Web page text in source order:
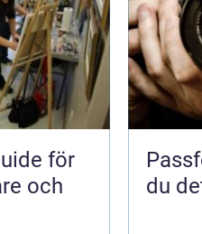
för
och
du